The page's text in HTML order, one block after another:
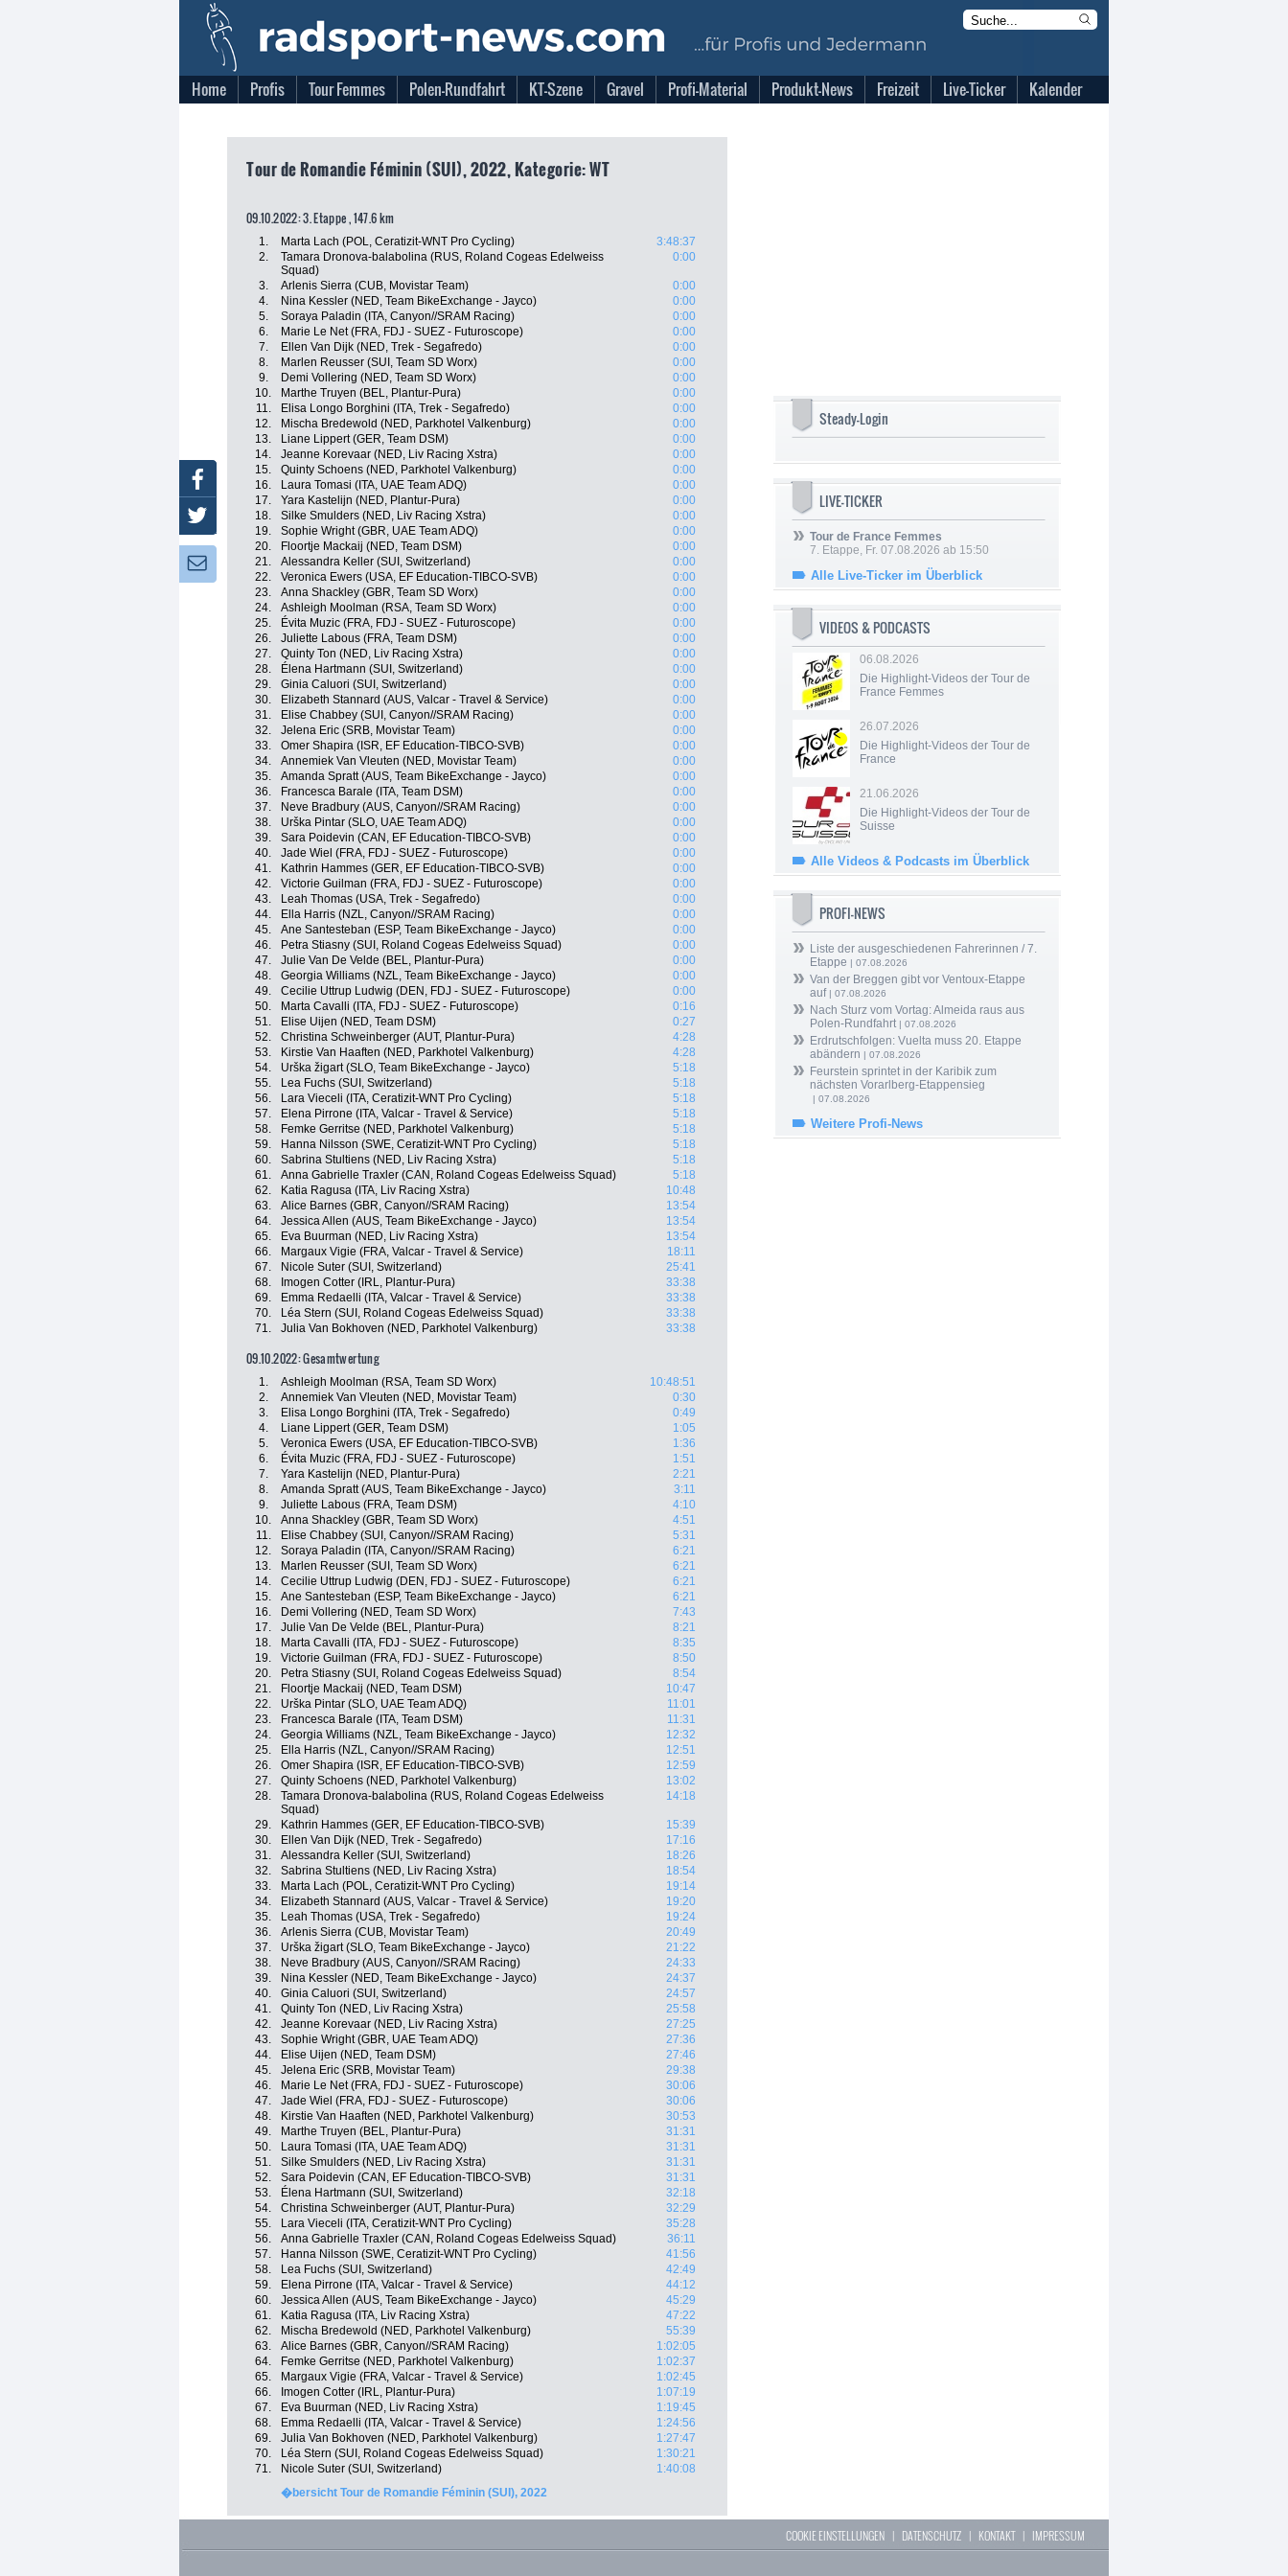
Home Profis Tour Femmes Polen-Rundfahrt KT-Szene Gravel Profi-Material Produkt-News Freizeit Live-Ticker Kalender
Tour de Romandie Féminin (SUI), 2022, Kategorie: WT
09.10.2022: 3. Etappe , 147.6 km
1. Marta Lach (POL, Ceratizit-WNT Pro Cycling)
3:48:37
2.
Tamara Dronova-balabolina (RUS, Roland Cogeas Edelweiss
Squad)
0:00
3. Arlenis Sierra (CUB, Movistar Team)
0:00
4.
Nina Kessler (NED, Team BikeExchange - Jayco)
0:00
5.
Soraya Paladin (ITA, Canyon//SRAM Racing)
0:00
6.
Marie Le Net (FRA, FDJ - SUEZ - Futuroscope)
0:00
7.
Ellen Van Dijk (NED, Trek - Segafredo)
0:00
8.
Marlen Reusser (SUI, Team SD Worx)
0:00
9.
Demi Vollering (NED, Team SD Worx)
0:00
10.
Marthe Truyen (BEL, Plantur-Pura)
0:00
11.
Elisa Longo Borghini (ITA, Trek - Segafredo)
0:00
12.
Mischa Bredewold (NED, Parkhotel Valkenburg)
0:00
13.
Liane Lippert (GER, Team DSM)
0:00
14.
Jeanne Korevaar (NED, Liv Racing Xstra)
0:00
15.
Quinty Schoens (NED, Parkhotel Valkenburg)
0:00
16.
Laura Tomasi (ITA, UAE Team ADQ)
0:00
17.
Yara Kastelijn (NED, Plantur-Pura)
0:00
18.
Silke Smulders (NED, Liv Racing Xstra)
0:00
19.
Sophie Wright (GBR, UAE Team ADQ)
0:00
20.
Floortje Mackaij (NED, Team DSM)
0:00
21.
Alessandra Keller (SUI, Switzerland)
0:00
22.
Veronica Ewers (USA, EF Education-TIBCO-SVB)
0:00
23.
Anna Shackley (GBR, Team SD Worx)
0:00
24.
Ashleigh Moolman (RSA, Team SD Worx)
0:00
25.
Évita Muzic (FRA, FDJ - SUEZ - Futuroscope)
0:00
26.
Juliette Labous (FRA, Team DSM)
0:00
27.
Quinty Ton (NED, Liv Racing Xstra)
0:00
28.
Élena Hartmann (SUI, Switzerland)
0:00
29.
Ginia Caluori (SUI, Switzerland)
0:00
30.
Elizabeth Stannard (AUS, Valcar - Travel & Service)
0:00
31.
Elise Chabbey (SUI, Canyon//SRAM Racing)
0:00
32.
Jelena Eric (SRB, Movistar Team)
0:00
33.
Omer Shapira (ISR, EF Education-TIBCO-SVB)
0:00
34.
Annemiek Van Vleuten (NED, Movistar Team)
0:00
35.
Amanda Spratt (AUS, Team BikeExchange - Jayco)
0:00
36.
Francesca Barale (ITA, Team DSM)
0:00
37.
Neve Bradbury (AUS, Canyon//SRAM Racing)
0:00
38.
Urška Pintar (SLO, UAE Team ADQ)
0:00
39.
Sara Poidevin (CAN, EF Education-TIBCO-SVB)
0:00
40.
Jade Wiel (FRA, FDJ - SUEZ - Futuroscope)
0:00
41.
Kathrin Hammes (GER, EF Education-TIBCO-SVB)
0:00
42.
Victorie Guilman (FRA, FDJ - SUEZ - Futuroscope)
0:00
43.
Leah Thomas (USA, Trek - Segafredo)
0:00
44.
Ella Harris (NZL, Canyon//SRAM Racing)
0:00
45.
Ane Santesteban (ESP, Team BikeExchange - Jayco)
0:00
46.
Petra Stiasny (SUI, Roland Cogeas Edelweiss Squad)
0:00
47.
Julie Van De Velde (BEL, Plantur-Pura)
0:00
48.
Georgia Williams (NZL, Team BikeExchange - Jayco)
0:00
49.
Cecilie Uttrup Ludwig (DEN, FDJ - SUEZ - Futuroscope)
0:00
50.
Marta Cavalli (ITA, FDJ - SUEZ - Futuroscope)
0:16
51.
Elise Uijen (NED, Team DSM)
0:27
52.
Christina Schweinberger (AUT, Plantur-Pura)
4:28
53.
Kirstie Van Haaften (NED, Parkhotel Valkenburg)
4:28
54.
Urška žigart (SLO, Team BikeExchange - Jayco)
5:18
55.
Lea Fuchs (SUI, Switzerland)
5:18
56.
Lara Vieceli (ITA, Ceratizit-WNT Pro Cycling)
5:18
57.
Elena Pirrone (ITA, Valcar - Travel & Service)
5:18
58.
Femke Gerritse (NED, Parkhotel Valkenburg)
5:18
59.
Hanna Nilsson (SWE, Ceratizit-WNT Pro Cycling)
5:18
60.
Sabrina Stultiens (NED, Liv Racing Xstra)
5:18
61.
Anna Gabrielle Traxler (CAN, Roland Cogeas Edelweiss Squad)
5:18
62.
Katia Ragusa (ITA, Liv Racing Xstra)
10:48
63.
Alice Barnes (GBR, Canyon//SRAM Racing)
13:54
64.
Jessica Allen (AUS, Team BikeExchange - Jayco)
13:54
65.
Eva Buurman (NED, Liv Racing Xstra)
13:54
66.
Margaux Vigie (FRA, Valcar - Travel & Service)
18:11
67.
Nicole Suter (SUI, Switzerland)
25:41
68.
Imogen Cotter (IRL, Plantur-Pura)
33:38
69.
Emma Redaelli (ITA, Valcar - Travel & Service)
33:38
70.
Léa Stern (SUI, Roland Cogeas Edelweiss Squad)
33:38
71.
Julia Van Bokhoven (NED, Parkhotel Valkenburg) 33:38
09.10.2022: Gesamtwertung
1. Ashleigh Moolman (RSA, Team SD Worx)
10:48:51
2.
Annemiek Van Vleuten (NED, Movistar Team)
0:30
3.
Elisa Longo Borghini (ITA, Trek - Segafredo)
0:49
4.
Liane Lippert (GER, Team DSM)
1:05
5.
Veronica Ewers (USA, EF Education-TIBCO-SVB)
1:36
6.
Évita Muzic (FRA, FDJ - SUEZ - Futuroscope)
1:51
7.
Yara Kastelijn (NED, Plantur-Pura)
2:21
8.
Amanda Spratt (AUS, Team BikeExchange - Jayco)
3:11
9.
Juliette Labous (FRA, Team DSM)
4:10
10.
Anna Shackley (GBR, Team SD Worx)
4:51
11.
Elise Chabbey (SUI, Canyon//SRAM Racing)
5:31
12.
Soraya Paladin (ITA, Canyon//SRAM Racing)
6:21
13.
Marlen Reusser (SUI, Team SD Worx)
6:21
14.
Cecilie Uttrup Ludwig (DEN, FDJ - SUEZ - Futuroscope)
6:21
15.
Ane Santesteban (ESP, Team BikeExchange - Jayco)
6:21
16.
Demi Vollering (NED, Team SD Worx)
7:43
17.
Julie Van De Velde (BEL, Plantur-Pura)
8:21
18.
Marta Cavalli (ITA, FDJ - SUEZ - Futuroscope)
8:35
19.
Victorie Guilman (FRA, FDJ - SUEZ - Futuroscope)
8:50
20.
Petra Stiasny (SUI, Roland Cogeas Edelweiss Squad)
8:54
21.
Floortje Mackaij (NED, Team DSM)
10:47
22.
Urška Pintar (SLO, UAE Team ADQ)
11:01
23.
Francesca Barale (ITA, Team DSM)
11:31
24.
Georgia Williams (NZL, Team BikeExchange - Jayco)
12:32
25.
Ella Harris (NZL, Canyon//SRAM Racing)
12:51
26.
Omer Shapira (ISR, EF Education-TIBCO-SVB)
12:59
27.
Quinty Schoens (NED, Parkhotel Valkenburg)
13:02
28.
Tamara Dronova-balabolina (RUS, Roland Cogeas Edelweiss
Squad)
14:18
29. Kathrin Hammes (GER, EF Education-TIBCO-SVB)
15:39
30.
Ellen Van Dijk (NED, Trek - Segafredo)
17:16
31.
Alessandra Keller (SUI, Switzerland)
18:26
32.
Sabrina Stultiens (NED, Liv Racing Xstra)
18:54
33.
Marta Lach (POL, Ceratizit-WNT Pro Cycling)
19:14
34.
Elizabeth Stannard (AUS, Valcar - Travel & Service)
19:20
35.
Leah Thomas (USA, Trek - Segafredo)
19:24
36.
Arlenis Sierra (CUB, Movistar Team)
20:49
37.
Urška žigart (SLO, Team BikeExchange - Jayco)
21:22
38.
Neve Bradbury (AUS, Canyon//SRAM Racing)
24:33
39.
Nina Kessler (NED, Team BikeExchange - Jayco)
24:37
40.
Ginia Caluori (SUI, Switzerland)
24:57
41.
Quinty Ton (NED, Liv Racing Xstra)
25:58
42.
Jeanne Korevaar (NED, Liv Racing Xstra)
27:25
43.
Sophie Wright (GBR, UAE Team ADQ)
27:36
44.
Elise Uijen (NED, Team DSM)
27:46
45.
Jelena Eric (SRB, Movistar Team)
29:38
46.
Marie Le Net (FRA, FDJ - SUEZ - Futuroscope)
30:06
47.
Jade Wiel (FRA, FDJ - SUEZ - Futuroscope)
30:06
48.
Kirstie Van Haaften (NED, Parkhotel Valkenburg)
30:53
49.
Marthe Truyen (BEL, Plantur-Pura)
31:31
50.
Laura Tomasi (ITA, UAE Team ADQ)
31:31
51.
Silke Smulders (NED, Liv Racing Xstra)
31:31
52.
Sara Poidevin (CAN, EF Education-TIBCO-SVB)
31:31
53.
Élena Hartmann (SUI, Switzerland)
32:18
54.
Christina Schweinberger (AUT, Plantur-Pura)
32:29
55.
Lara Vieceli (ITA, Ceratizit-WNT Pro Cycling)
35:28
56.
Anna Gabrielle Traxler (CAN, Roland Cogeas Edelweiss Squad)
36:11
57.
Hanna Nilsson (SWE, Ceratizit-WNT Pro Cycling)
41:56
58.
Lea Fuchs (SUI, Switzerland)
42:49
59.
Elena Pirrone (ITA, Valcar - Travel & Service)
44:12
60.
Jessica Allen (AUS, Team BikeExchange - Jayco)
45:29
61.
Katia Ragusa (ITA, Liv Racing Xstra)
47:22
62.
Mischa Bredewold (NED, Parkhotel Valkenburg)
55:39
63.
Alice Barnes (GBR, Canyon//SRAM Racing)
1:02:05
64.
Femke Gerritse (NED, Parkhotel Valkenburg)
1:02:37
65.
Margaux Vigie (FRA, Valcar - Travel & Service)
1:02:45
66.
Imogen Cotter (IRL, Plantur-Pura)
1:07:19
67.
Eva Buurman (NED, Liv Racing Xstra)
1:19:45
68.
Emma Redaelli (ITA, Valcar - Travel & Service)
1:24:56
69.
Julia Van Bokhoven (NED, Parkhotel Valkenburg)
1:27:47
70.
Léa Stern (SUI, Roland Cogeas Edelweiss Squad)
1:30:21
71.
Nicole Suter (SUI, Switzerland)
1:40:08
�bersicht Tour de Romandie Féminin (SUI), 2022
Steady-Login
LIVE-TICKER
Tour de France Femmes
7. Etappe, Fr. 07.08.2026 ab 15:50
Alle Live-Ticker im Überblick
VIDEOS & PODCASTS
06.08.2026
Die Highlight-Videos der Tour de
France Femmes
26.07.2026
Die Highlight-Videos der Tour de
France
21.06.2026
Die Highlight-Videos der Tour de
Suisse
Alle Videos & Podcasts im Überblick
PROFI-NEWS
Liste der ausgeschiedenen Fahrerinnen / 7.
Etappe | 07.08.2026
Van der Breggen gibt vor Ventoux-Etappe
auf| 07.08.2026
Nach Sturz vom Vortag: Almeida raus aus
Polen-Rundfahrt| 07.08.2026
Erdrutschfolgen: Vuelta muss 20. Etappe
abändern | 07.08.2026
Feurstein sprintet in der Karibik zum
nächsten Vorarlberg-Etappensieg
| 07.08.2026
Weitere Profi-News
Facebook
Twitter
Newsletter:
COOKIE EINSTELLUNGEN | DATENSCHUTZ | KONTAKT| IMPRESSUM